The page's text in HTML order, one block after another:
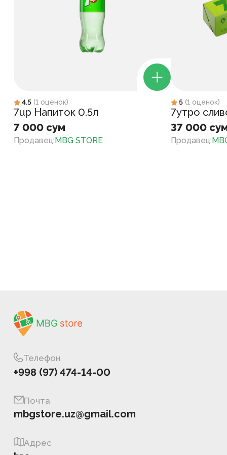
4.5 (1 оценок)
7up Напиток 0.5л
7 000 сум
Продавец:MBG STORE
5 (1 оценок)
7утро
37 000
Продавец:
Телефон
+998 (97) 474-14-00
Почта
mbgstore.uz@gmail.com
Адрес